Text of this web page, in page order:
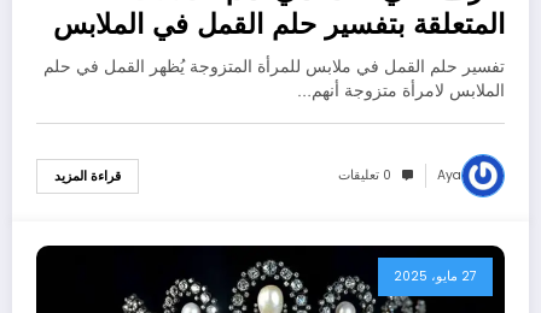
المتعلقة بتفسير حلم القمل في الملابس
للمتزوجة عند ابن سيرين؟ – بالتفصيل
تفسير حلم القمل في ملابس للمرأة المتزوجة يُظهر القمل في حلم
الملابس لامرأة متزوجة أنهم…
Aya 0 تعليقات قراءة المزيد
27 مايو، 2025